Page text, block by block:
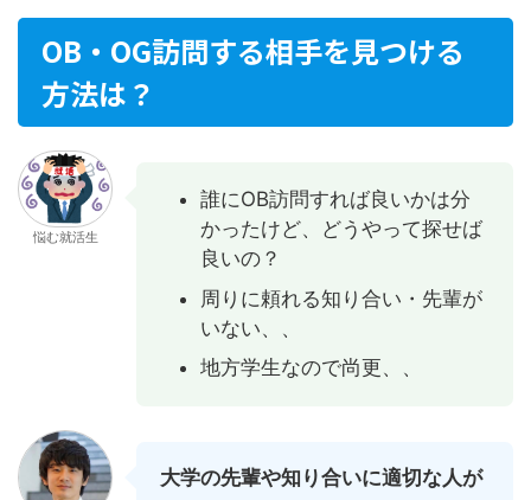
OB・OG訪問する相手を見つける
方法は？
悩む就活生
誰にOB訪問すれば良いかは分
かったけど、どうやって探せば
良いの？
周りに頼れる知り合い・先輩が
いない、、
地方学生なので尚更、、
大学の先輩や知り合いに適切な人が